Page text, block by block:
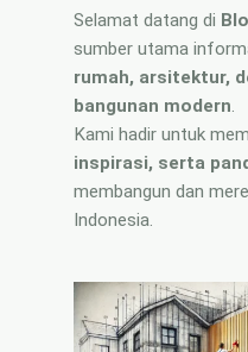
🏷 Papan
Nama
Selamat datang di
sumber utama
rumah, arsitektur,
bangunan modern.
Kami hadir untuk
inspirasi, serta
membangun dan
Indonesia.